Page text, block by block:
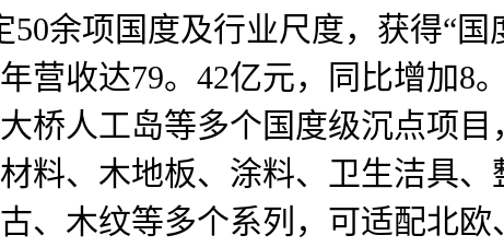
余项国度及行业尺度，获得“
营收达79。42亿元，同比增加8
桥人工岛等多个国度级沉点项
料、木地板、涂料、卫生洁具
、木纹等多个系列，可适配北